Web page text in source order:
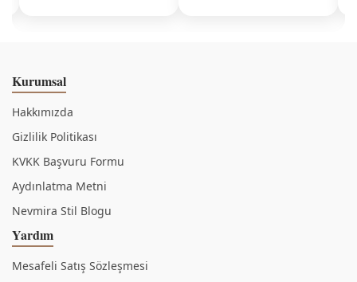
Kurumsal
Hakkımızda
Gizlilik Politikası
KVKK Başvuru Formu
Aydınlatma Metni
Nevmira Stil Blogu
Yardım
Mesafeli Satış Sözleşmesi